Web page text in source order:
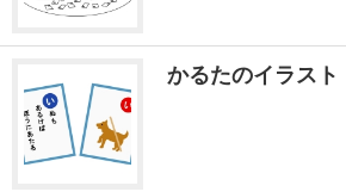
かるたのイラスト